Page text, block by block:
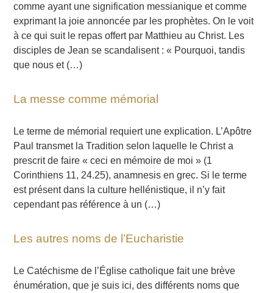
comme ayant une signification messianique et comme
exprimant la joie annoncée par les prophètes. On le voit
à ce qui suit le repas offert par Matthieu au Christ. Les
disciples de Jean se scandalisent : « Pourquoi, tandis
que nous et (…)
La messe comme mémorial
Le terme de mémorial requiert une explication. L’Apôtre
Paul transmet la Tradition selon laquelle le Christ a
prescrit de faire « ceci en mémoire de moi » (1
Corinthiens 11, 24.25), anamnesis en grec. Si le terme
est présent dans la culture hellénistique, il n’y fait
cependant pas référence à un (…)
Les autres noms de l’Eucharistie
Le Catéchisme de l’Église catholique fait une brève
énumération, que je suis ici, des différents noms que